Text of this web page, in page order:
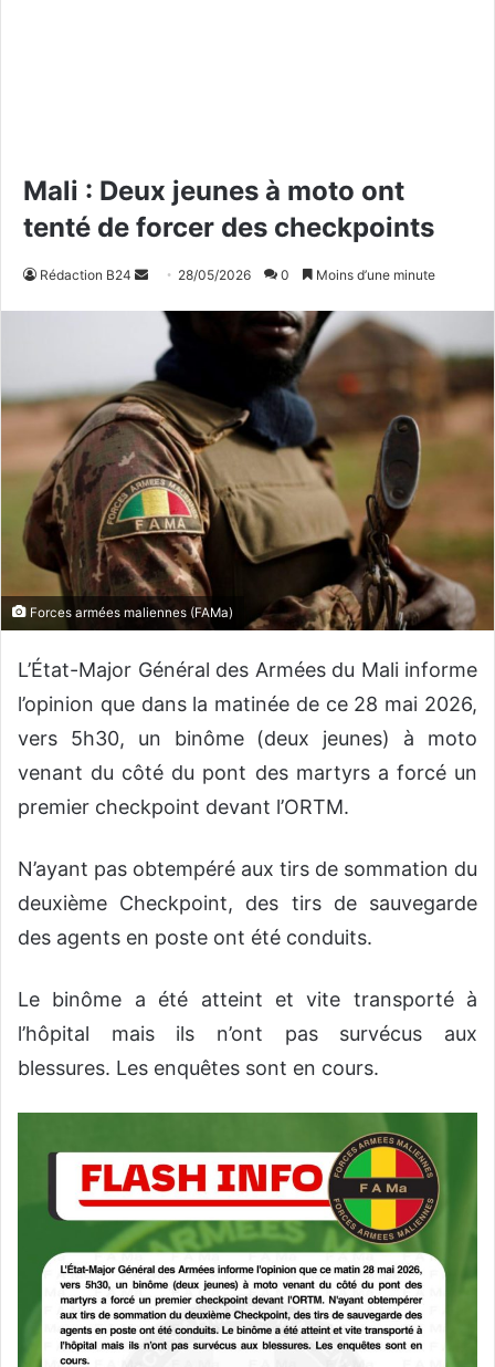
Mali : Deux jeunes à moto ont
tenté de forcer des checkpoints
Rédaction B24
y
e
r
u
n
c
o
r
r
e
l
28/05/2026 0 Moins d’une minute
Forces armées maliennes (FAMa)
L’État-Major Général des Armées du Mali informe
l’opinion que dans la matinée de ce 28 mai 2026,
vers 5h30, un binôme (deux jeunes) à moto
venant du côté du pont des martyrs a forcé un
premier checkpoint devant l’ORTM.
N’ayant pas obtempéré aux tirs de sommation du
deuxième Checkpoint, des tirs de sauvegarde
des agents en poste ont été conduits.
Le binôme a été atteint et vite transporté à
l’hôpital mais ils n’ont pas survécus aux
blessures. Les enquêtes sont en cours.